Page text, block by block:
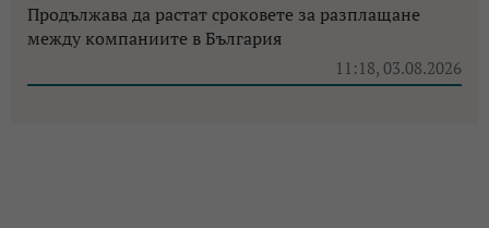
Продължава да растат сроковете за разплащане
между компаниите в България
11:18, 03.08.2026